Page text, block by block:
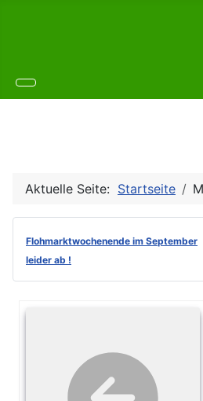
Aktuelle Seite: Startseite
Flohmarktwochenende im September
leider ab !